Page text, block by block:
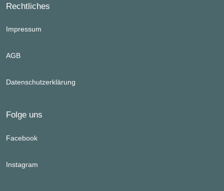
Rechtliches
Impressum
AGB
Datenschutzerklärung
Folge uns
Facebook
Instagram